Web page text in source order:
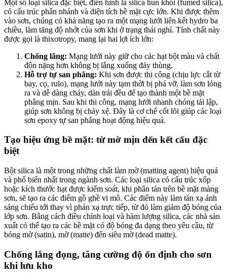
Một số loại silica đặc biệt, điển hình là silica hun khói (fumed silica),
có cấu trúc phân nhánh và diện tích bề mặt cực lớn. Khi được thêm
vào sơn, chúng có khả năng tạo ra một mạng lưới liên kết hydro ba
chiều, làm tăng độ nhớt của sơn khi ở trạng thái nghỉ. Tính chất này
được gọi là thixotropy, mang lại hai lợi ích lớn:
Chống lắng: Mạng lưới này giữ cho các hạt bột màu và chất
độn nặng hơn không bị lắng xuống đáy thùng.
Hỗ trợ tự san phẳng: Khi sơn được thi công (chịu lực cắt từ
bay, cọ, rulo), mạng lưới này tạm thời bị phá vỡ, làm sơn lỏng
ra và dễ dàng chảy, dàn trải đều để tạo thành một bề mặt
phẳng mịn. Sau khi thi công, mạng lưới nhanh chóng tái lập,
giúp sơn không bị chảy xệ. Đây là cơ chế cốt lõi giúp các loại
sơn epoxy tự san phẳng hoạt động hiệu quả.
Tạo hiệu ứng bề mặt: từ mờ mịn đến kết cấu đặc
biệt
Bột silica là một trong những chất làm mờ (matting agent) hiệu quả
và phổ biến nhất trong ngành sơn. Các loại silica có cấu trúc xốp
hoặc kích thước hạt được kiểm soát, khi phân tán trên bề mặt màng
sơn, sẽ tạo ra các điểm gồ ghề vi mô. Các điểm này làm tán xạ ánh
sáng chiếu tới thay vì phản xạ trực tiếp, từ đó làm giảm độ bóng của
lớp sơn. Bằng cách điều chỉnh loại và hàm lượng silica, các nhà sản
xuất có thể tạo ra các bề mặt có độ bóng đa dạng theo yêu cầu, từ
bóng mờ (satin), mờ (matte) đến siêu mờ (dead matte).
Chống lắng đọng, tăng cường độ ổn định cho sơn
khi lưu kho